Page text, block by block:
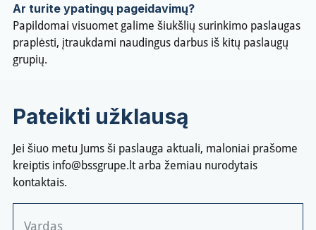
Ar turite ypatingų pageidavimų?
Papildomai visuomet galime šiukšlių surinkimo paslaugas
praplėsti, įtraukdami naudingus darbus iš kitų paslaugų
grupių.
Pateikti užklausą
Jei šiuo metu Jums ši paslauga aktuali, maloniai prašome
kreiptis info@bssgrupe.ltarba žemiau nurodytais
kontaktais.